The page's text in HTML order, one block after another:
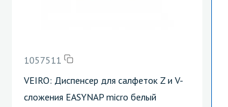
1057511
VEIRO: Диспенсер для салфеток Z и V-
сложения EASYNAP micro белый